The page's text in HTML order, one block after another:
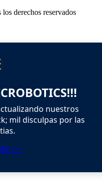
derechos reservados
nuestros
mil disculpas por las
👉